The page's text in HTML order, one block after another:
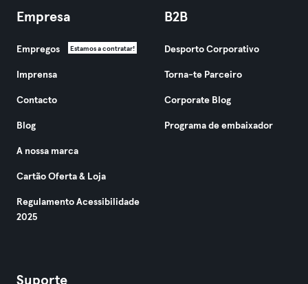
Empresa
Empregos Estamos a contratar!
Imprensa
Contacto
Blog
A nossa marca
Cartão Oferta & Loja
Regulamento Acessibilidade
2025
B2B
Desporto Corporativo
Torna-te Parceiro
Corporate Blog
Programa de embaixador
Suporte